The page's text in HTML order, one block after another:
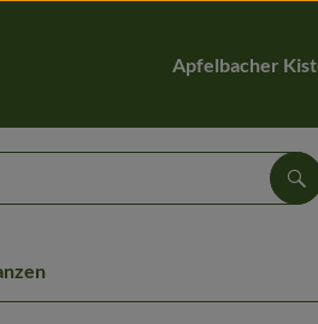
Apfelbacher